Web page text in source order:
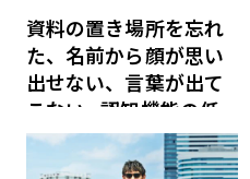
資料の置き場所を忘れ
た、名前から顔が思い
出せない、言葉が出て
こない…認知機能の低
下を救う、脳のインナ
ーケアとは